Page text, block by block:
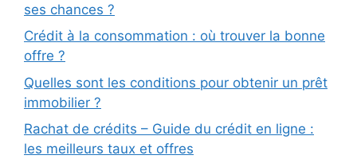
ses chances ?
Crédit à la consommation : où trouver la bonne
offre ?
Quelles sont les conditions pour obtenir un prêt
immobilier ?
Rachat de crédits – Guide du crédit en ligne :
les meilleurs taux et offres